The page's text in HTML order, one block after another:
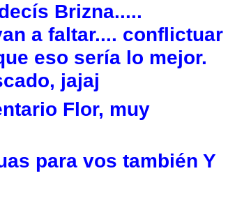
Brizna.....
a faltar.... conflictuar
eso sería lo mejor.
jajaj
Flor, muy
para vos también Y